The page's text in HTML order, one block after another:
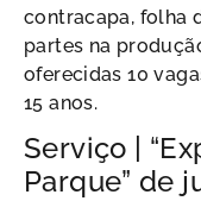
contracapa, folha
partes na
oferecidas 10
15 anos.
Serviço |
Parque” de